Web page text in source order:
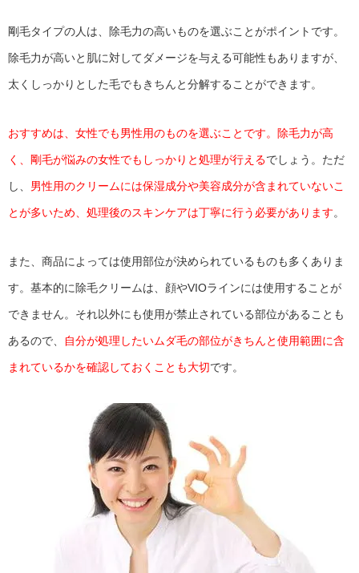
剛毛タイプの人は、除毛力の高いものを選ぶことがポイントです。
除毛力が高いと肌に対してダメージを与える可能性もありますが、
太くしっかりとした毛でもきちんと分解することができます。
おすすめは、女性でも男性用のものを選ぶことです。除毛力が高
く、剛毛が悩みの女性でもしっかりと処理が行えるでしょう。ただ
し、 男性用のクリームには保湿成分や美容成分が含まれていないこ
とが多いため、処理後のスキンケアは丁寧に行う必要があります。
また、商品によっては使用部位が決められているものも多くありま
す。基本的に除毛クリームは、顔やVIOラインには使用することが
できません。それ以外にも使用が禁止されている部位があることも
あるので、 自分が処理したいムダ毛の部位がきちんと使用範囲に含
まれているかを確認しておくことも大切です。